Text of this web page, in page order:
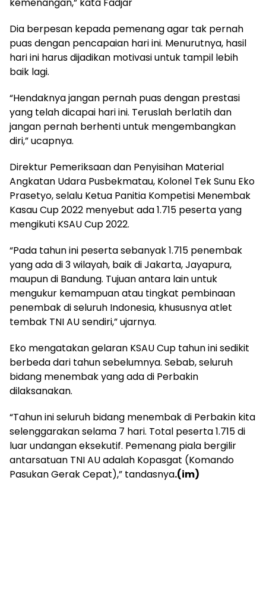
Dia berpesan kepada pemenang agar tak pernah
puas dengan pencapaian hari ini. Menurutnya, hasil
hari ini harus dijadikan motivasi untuk tampil lebih
baik lagi.
“Hendaknya jangan pernah puas dengan prestasi
yang telah dicapai hari ini. Teruslah berlatih dan
jangan pernah berhenti untuk mengembangkan
diri,” ucapnya.
Direktur Pemeriksaan dan Penyisihan Material
Angkatan Udara Pusbekmatau, Kolonel Tek Sunu Eko
Prasetyo, selalu Ketua Panitia Kompetisi Menembak
Kasau Cup 2022 menyebut ada 1.715 peserta yang
mengikuti KSAU Cup 2022.
“Pada tahun ini peserta sebanyak 1.715 penembak
yang ada di 3 wilayah, baik di Jakarta, Jayapura,
maupun di Bandung. Tujuan antara lain untuk
mengukur kemampuan atau tingkat pembinaan
penembak di seluruh Indonesia, khususnya atlet
tembak TNI AU sendiri,” ujarnya.
Eko mengatakan gelaran KSAU Cup tahun ini sedikit
berbeda dari tahun sebelumnya. Sebab, seluruh
bidang menembak yang ada di Perbakin
dilaksanakan.
“Tahun ini seluruh bidang menembak di Perbakin kita
selenggarakan selama 7 hari. Total peserta 1.715 di
luar undangan eksekutif. Pemenang piala bergilir
antarsatuan TNI AU adalah Kopasgat (Komando
Pasukan Gerak Cepat),” tandasnya.(im)